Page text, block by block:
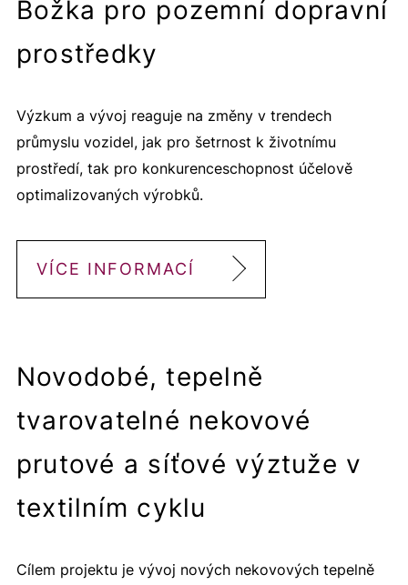
Božka pro pozemní dopravní
prostředky
Výzkum a vývoj reaguje na změny v trendech
průmyslu vozidel, jak pro šetrnost k životnímu
prostředí, tak pro konkurenceschopnost účelově
optimalizovaných výrobků.
VÍCE INFORMACÍ
Novodobé, tepelně
tvarovatelné nekovové
prutové a síťové výztuže v
textilním cyklu
Cílem projektu je vývoj nových nekovových tepelně